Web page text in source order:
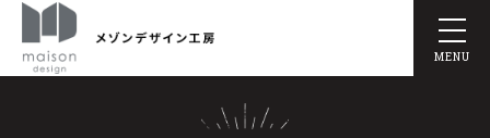
MENU